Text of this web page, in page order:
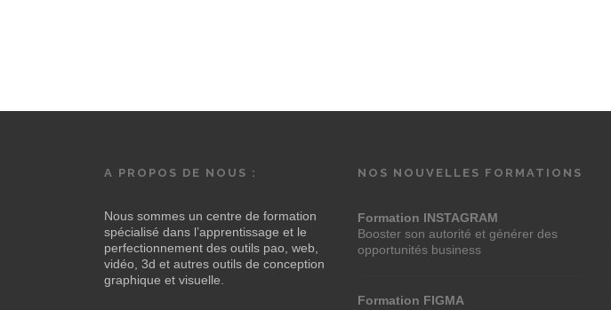
A PROPOS DE NOUS :
Nous sommes un centre de formation
spécialisé dans l’apprentissage et le
perfectionnement des outils pao, web,
vidéo, 3d et autres outils de conception
graphique et visuelle.
NOS NOUVELLES FORMATIONS
Formation INSTAGRAM
Booster son autorité et générer des
opportunités business
Formation FIGMA